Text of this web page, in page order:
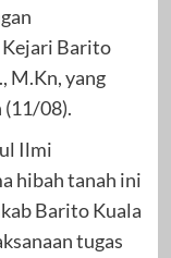
Kejari Barito
M.Kn, yang
(11/08).
Ilmi
hibah tanah ini
Barito Kuala
tugas